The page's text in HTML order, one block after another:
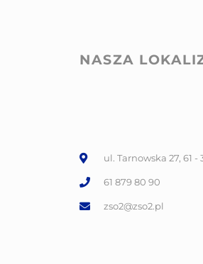
NASZA
ul. Tarnowska 27, 61 -
61 879 80 90
zso2@zso2.pl